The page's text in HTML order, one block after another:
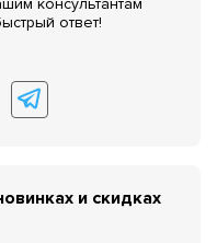
консультантам
ответ!
и скидках